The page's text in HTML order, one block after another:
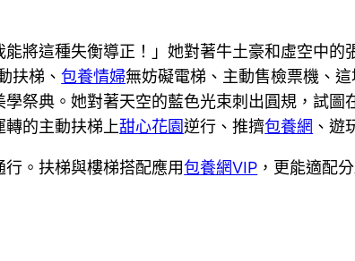
將這種失衡導正！」她對著牛土豪和虛空中的
扶梯、包養情婦無妨礙電梯、主動售檢票機、
祭典。她對著天空的藍色光束刺出圓規，試圖
轉的主動扶梯上甜心花園逆行、推擠包養網 、遊
。扶梯與樓梯搭配應用包養網VIP ，更能適配